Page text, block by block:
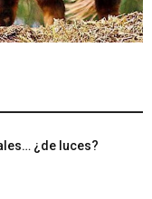
¿de luces?